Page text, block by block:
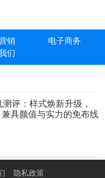
销
电子商务
们
评：样式焕新升级，
具颜值与实力的免布线
隐私政策